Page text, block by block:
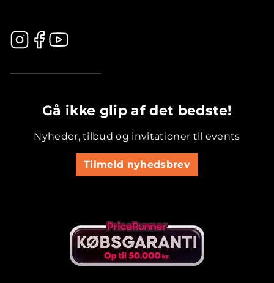
Gå ikke glip af det bedste!
Nyheder, tilbud og invitationer til events
Tilmeld nyhedsbrev